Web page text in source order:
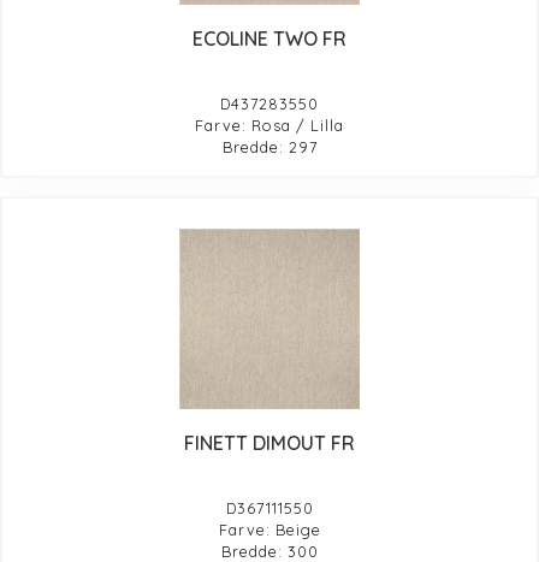
ECOLINE TWO FR
D437283550
Farve: Rosa / Lilla
Bredde: 297
FINETT DIMOUT FR
D367111550
Farve: Beige
Bredde: 300